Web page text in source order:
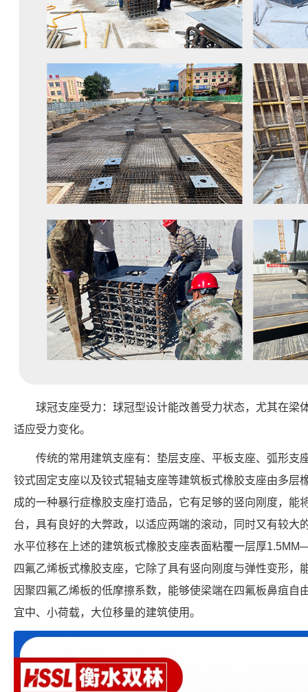
球冠支座受力：球冠型设计能改善受力状态，尤其在梁
适应受力变化。
传统的常用建筑支座有：垫层支座、平板支座、弧形支
铰式固定支座以及铰式辊轴支座等建筑板式橡胶支座由多层
成的一种暴行症橡胶支座打造品，它有足够的竖向刚度，能
台，具有良好的大弊政，以适应两端的滚动，同时又有较大
水平位移在上述的建筑板式橡胶支座表面粘覆一层厚
四氟乙烯板式橡胶支座，它除了具有竖向刚度与弹性变形，
因聚四氟乙烯板的低摩擦系数，能够使梁端在四氟板鼻疽自
宜中、小荷载，大位移量的建筑使用。